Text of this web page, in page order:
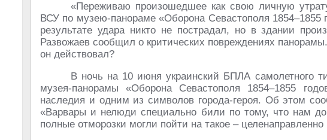
«Переживаю произошедшее как свою личную
ВСУ по музею-панораме «Оборона Севастополя 1854–1855
результате удара никто не пострадал, но в здании
Развожаев сообщил о критических повреждениях
он действовал?
В ночь на 10 июня украинский БПЛА самолетного
музея-панорамы «Оборона Севастополя 1854–1855
наследия и одним из символов города-героя. Об этом
«Варвары и нелюди специально били по тому, что нам
полные отморозки могли пойти на такое –